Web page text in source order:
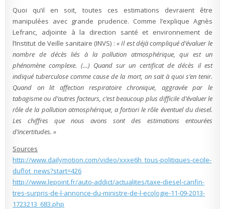
Quoi qu’il en soit, toutes ces estimations devraient être
manipulées avec grande prudence. Comme l’explique Agnès
Lefranc, adjointe à la direction santé et environnement de
l’Institut de Veille sanitaire (INVS) : « Il est déjà compliqué d’évaluer le
nombre de décès liés à la pollution atmosphérique, qui est un
phénomène complexe. (…) Quand sur un certificat de décès il est
indiqué tuberculose comme cause de la mort, on sait à quoi s’en tenir.
Quand on lit affection respiratoire chronique, aggravée par le
tabagisme ou d’autres facteurs, c’est beaucoup plus difficile d’évaluer le
rôle de la pollution atmosphérique, a fortiori le rôle éventuel du diesel.
Les chiffres que nous avons sont des estimations entourées
d’incertitudes. »
Sources
http://www.dailymotion.com/video/xxxe6h_tous-politiques-cecile-
duflot_news?start=426
http://www.lepoint.fr/auto-addict/actualites/taxe-diesel-canfin-
tres-surpris-de-l-annonce-du-ministre-de-l-ecologie-11-09-2013-
1723213_683.php